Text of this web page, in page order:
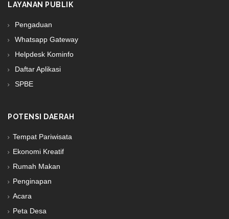
LAYANAN PUBLIK
Pengaduan
Whatsapp Gateway
Helpdesk Kominfo
Daftar Aplikasi
SPBE
POTENSI DAERAH
Tempat Pariwisata
Ekonomi Kreatif
Rumah Makan
Penginapan
Acara
Peta Desa